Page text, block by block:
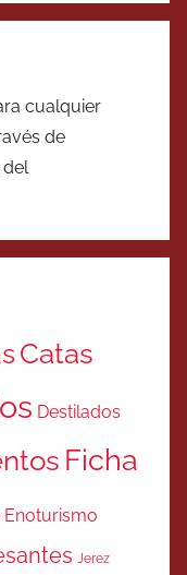
cualquier
de
del
Catas
Destilados
Ficha
Enoturismo
Jerez